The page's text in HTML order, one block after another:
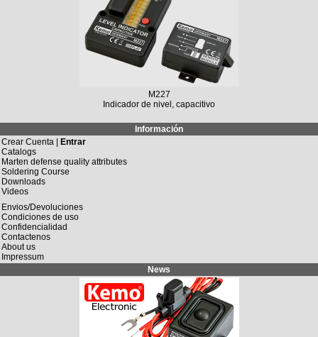
M227
Indicador de nivel, capacitivo
Información
Crear Cuenta | Entrar
Catalogs
Marten defense quality attributes
Soldering Course
Downloads
Videos
Envios/Devoluciones
Condiciones de uso
Confidencialidad
Contactenos
About us
Impressum
News